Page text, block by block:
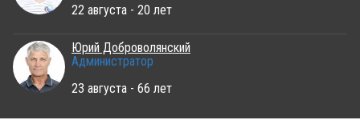
22 августа - 20 лет
Юрий Доброволянский
Администратор
23 августа - 66 лет